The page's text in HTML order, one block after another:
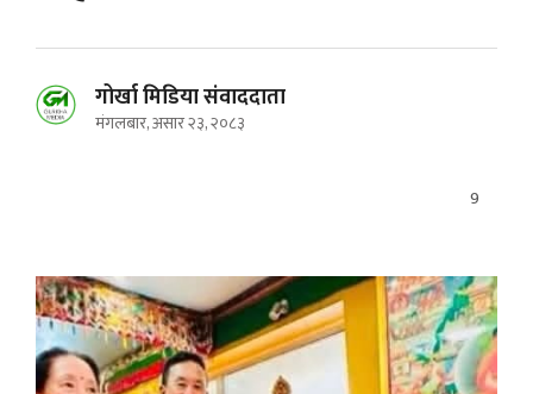
गोर्खा मिडिया संवाददाता
मंगलबार, असार २३, २०८३
9